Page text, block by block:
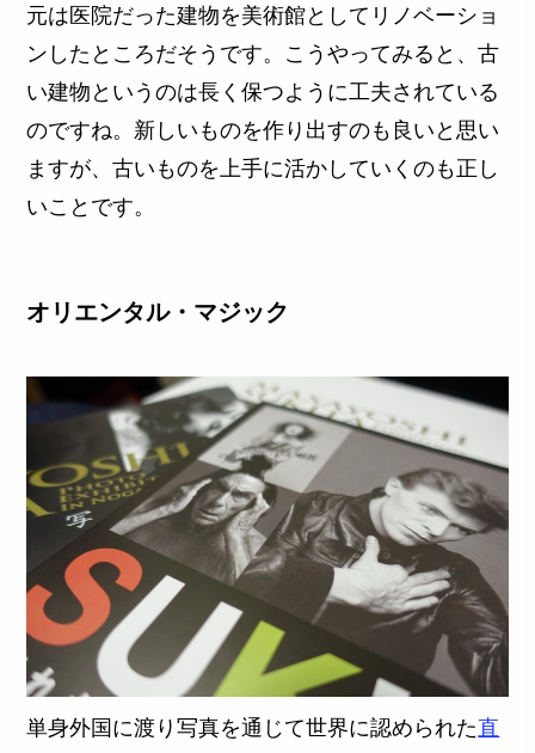
元は医院だった建物を美術館としてリノベーショ
ンしたところだそうです。こうやってみると、古
い建物というのは長く保つように工夫されている
のですね。新しいものを作り出すのも良いと思い
ますが、古いものを上手に活かしていくのも正し
いことです。
オリエンタル・マジック
単身外国に渡り写真を通じて世界に認められた直